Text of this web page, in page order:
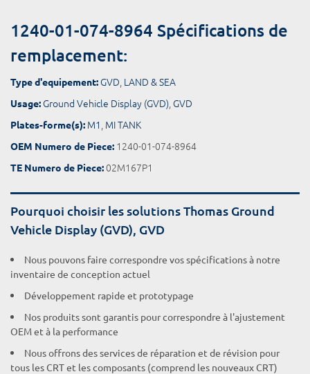
1240-01-074-8964 Spécifications de
remplacement:
Type d'equipement: GVD, LAND & SEA
Usage: Ground Vehicle Display (GVD), GVD
Plates-forme(s): M1 , MI TANK
OEM Numero de Piece: 1240-01-074-8964
TE Numero de Piece:02M167P1
Pourquoi choisir les solutions Thomas Ground
Vehicle Display (GVD), GVD
Nous pouvons faire correspondre vos spécifications à notre
inventaire de conception actuel
Développement rapide et prototypage
Nos produits sont garantis pour correspondre à l'ajustement
OEM et à la performance
Nous offrons des services de réparation et de révision pour
tous les CRT et les composants (comprend les nouveaux CRT)